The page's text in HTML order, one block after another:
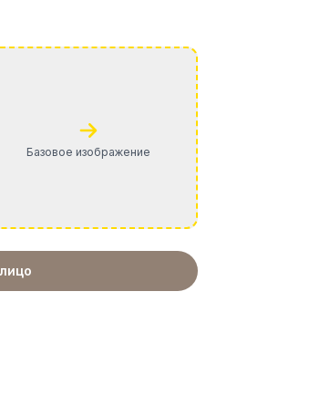
Базовое изображение